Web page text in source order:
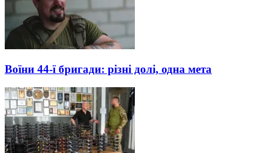
Воїни 44-ї бригади: різні долі, одна мета